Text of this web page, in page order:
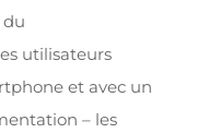
utilisateurs
et avec un
– les